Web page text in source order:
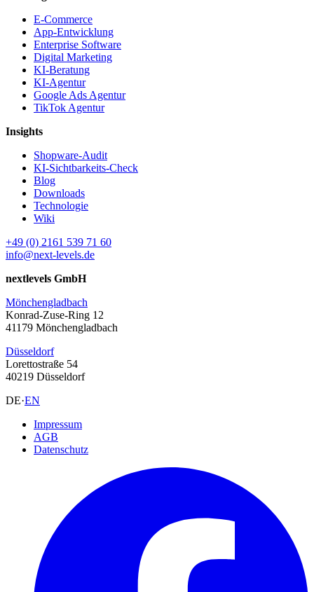
E-Commerce
App-Entwicklung
Enterprise Software
Digital Marketing
KI-Beratung
KI-Agentur
Google Ads Agentur
TikTok Agentur
Insights
Shopware-Audit
KI-Sichtbarkeits-Check
Blog
Downloads
Technologie
Wiki
+49 (0) 2161 539 71 60
info@next-levels.de
nextlevels GmbH
Mönchengladbach
Konrad-Zuse-Ring 12
41179 Mönchengladbach
Düsseldorf
Lorettostraße 54
40219 Düsseldorf
DE·EN
Impressum
AGB
Datenschutz